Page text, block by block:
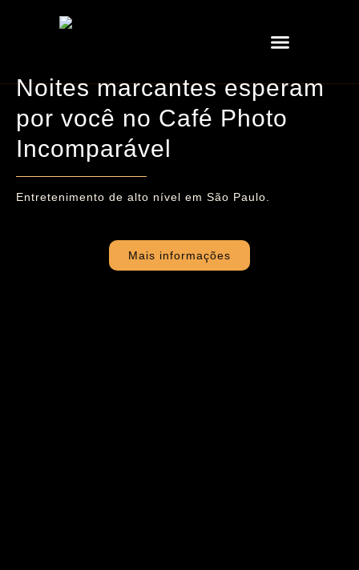
Noites marcantes esperam
por você no Café Photo
Incomparável
Entretenimento de alto nível em São Paulo.
Mais informações